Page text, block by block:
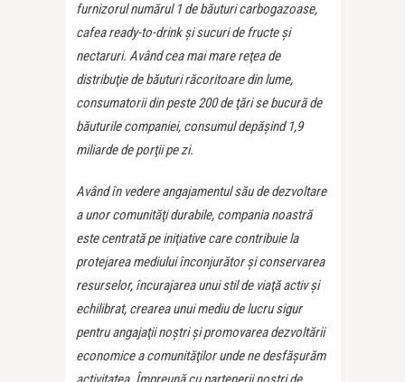
furnizorul numărul 1 de băuturi carbogazoase,
cafea ready-to-drink şi sucuri de fructe şi
nectaruri. Având cea mai mare reţea de
distribuţie de băuturi răcoritoare din lume,
consumatorii din peste 200 de ţări se bucură de
băuturile companiei, consumul depăşind 1,9
miliarde de porţii pe zi.
Având în vedere angajamentul său de dezvoltare
a unor comunităţi durabile, compania noastră
este centrată pe iniţiative care contribuie la
protejarea mediului înconjurător şi conservarea
resurselor, încurajarea unui stil de viaţă activ şi
echilibrat, crearea unui mediu de lucru sigur
pentru angajaţii noştri şi promovarea dezvoltării
economice a comunităţilor unde ne desfăşurăm